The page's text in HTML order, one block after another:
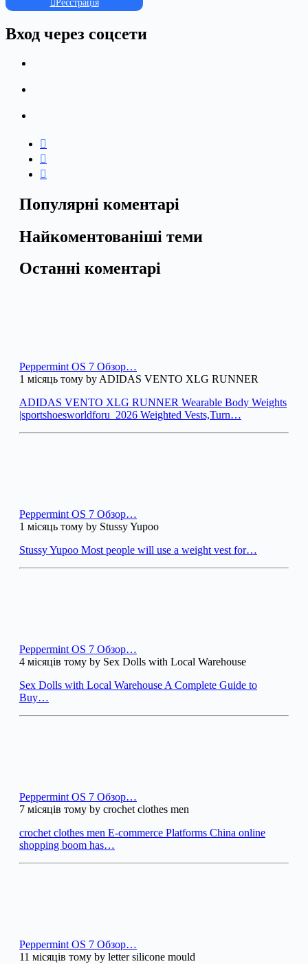
Реєстрація
Вход через соцсети
Популярні коментарі
Найкоментованіші теми
Останні коментарі
Peppermint OS 7 Обзор…
1 місяць тому by ADIDAS VENTO XLG RUNNER
ADIDAS VENTO XLG RUNNER Wearable Body Weights
|sportshoesworldforu_2026 Weighted Vests,Turn…
Peppermint OS 7 Обзор…
1 місяць тому by Stussy Yupoo
Stussy Yupoo Most people will use a weight vest for…
Peppermint OS 7 Обзор…
4 місяців тому by Sex Dolls with Local Warehouse
Sex Dolls with Local Warehouse A Complete Guide to
Buy…
Peppermint OS 7 Обзор…
7 місяців тому by crochet clothes men
crochet clothes men E-commerce Platforms China online
shopping boom has…
Peppermint OS 7 Обзор…
11 місяців тому by letter silicone mould